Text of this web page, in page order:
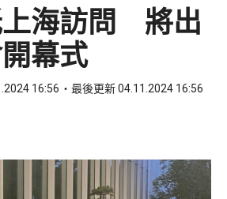
上海訪問 將出
幕式
16:56 最後更新 04.11.2024 16:56